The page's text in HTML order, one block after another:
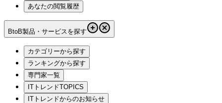
あなたの閲覧履歴
BtoB製品・サービスを探す
カテゴリーから探す
ランキングから探す
専門家一覧
ITトレンドTOPICS
ITトレンドからのお知らせ